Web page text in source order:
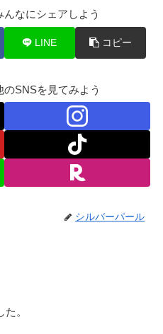
なにシェアしよう
LINE コピー
SNSを見てみよう
シルバーパール
。